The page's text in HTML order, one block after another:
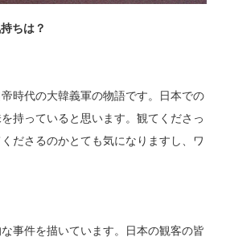
ちは？
時代の大韓義軍の物語です。日本での
持っていると思います。観てくださっ
ださるのかとても気になりますし、ワ
事件を描いています。日本の観客の皆